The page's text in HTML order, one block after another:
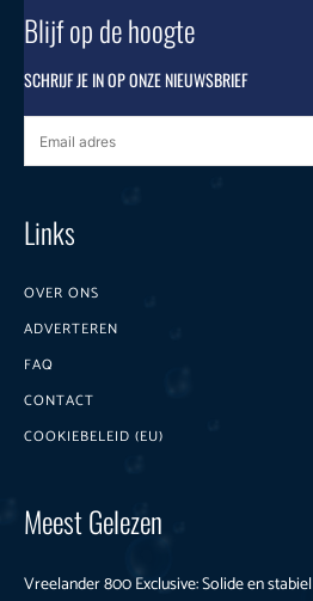
Blijf op de hoogte
SCHRIJF JE IN OP ONZE NIEUWSBRIEF
Links
OVER ONS
ADVERTEREN
FAQ
CONTACT
COOKIEBELEID (EU)
Meest Gelezen
Vreelander 800 Exclusive: Solide en stabiel